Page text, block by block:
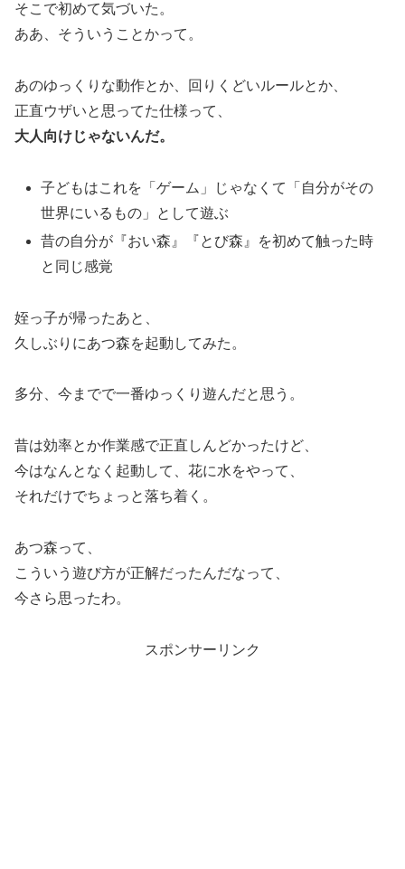
そこで初めて気づいた。
ああ、そういうことかって。
あのゆっくりな動作とか、回りくどいルールとか、
正直ウザいと思ってた仕様って、
大人向けじゃないんだ。
子どもはこれを「ゲーム」じゃなくて「自分がその
世界にいるもの」として遊ぶ
昔の自分が『おい森』『とび森』を初めて触った時
と同じ感覚
姪っ子が帰ったあと、
久しぶりにあつ森を起動してみた。
多分、今までで一番ゆっくり遊んだと思う。
昔は効率とか作業感で正直しんどかったけど、
今はなんとなく起動して、花に水をやって、
それだけでちょっと落ち着く。
あつ森って、
こういう遊び方が正解だったんだなって、
今さら思ったわ。
スポンサーリンク